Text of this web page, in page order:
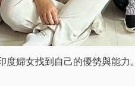
婦女找到自己的優勢與能力。